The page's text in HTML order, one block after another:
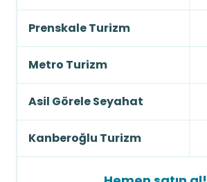
Prenskale Turizm
Metro Turizm
Asil Görele Seyahat
Kanberoğlu Turizm